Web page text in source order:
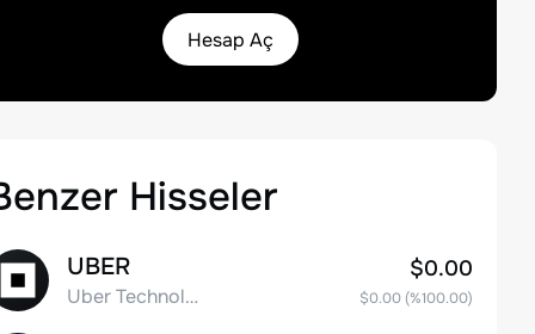
Hesap Aç
Hisseler
UBER
Uber Technologies, Inc.
$0.00
$0.00(%100.00)